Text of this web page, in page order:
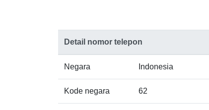
Detail nomor telepon
Negara Indonesia
Kode negara 62